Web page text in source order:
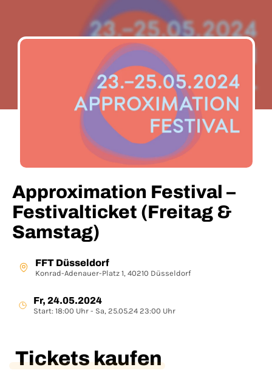
Approximation Festival –
Festivalticket (Freitag &
Samstag)
FFT Düsseldorf
Konrad-Adenauer-Platz 1, 40210 Düsseldorf
Fr, 24.05.2024
Start: 18:00 Uhr - Sa, 25.05.24 23:00 Uhr
Tickets kaufen